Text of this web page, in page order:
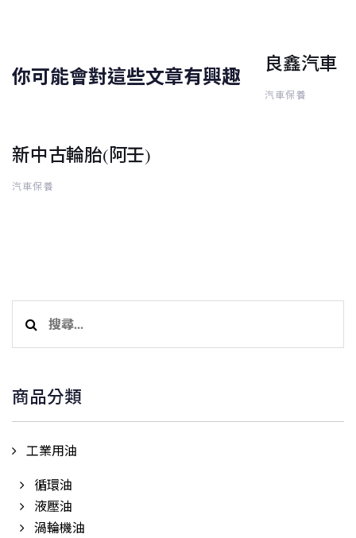
你可能會對這些文章有興趣 良鑫汽車
汽車保養
新中古輪胎(阿壬)
汽車保養
關
字:
商品分類
工業用油
循環油
液壓油
渦輪機油